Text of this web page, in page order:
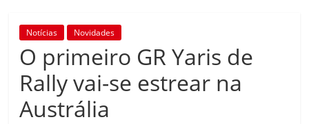
Ensaios
Automóvel
em
Português
Notícias Novidades
O primeiro GR Yaris de
Rally vai-se estrear na
Austrália